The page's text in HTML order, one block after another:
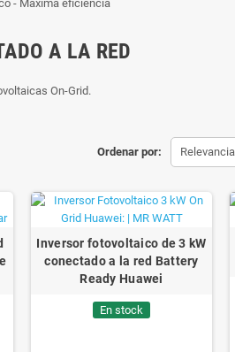
A LA RED
On-Grid.
Ordenar por: Relevancia
Inversor fotovoltaico de 3 kW
conectado a la red Battery
Ready Huawei
En stock